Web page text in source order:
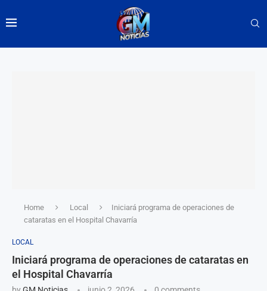
Home Local
Iniciará programa de operaciones de
cataratas en el Hospital Chavarría
LOCAL
Iniciará programa de operaciones de cataratas en
el Hospital Chavarría